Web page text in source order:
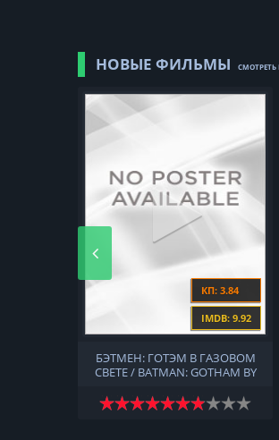
НОВЫЕ ФИЛЬМЫ СМОТРЕТЬ
КП: 3.84
IMDB: 9.92
БЭТМЕН: ГОТЭМ В ГАЗОВОМ
СВЕТЕ / BATMAN: GOTHAM BY